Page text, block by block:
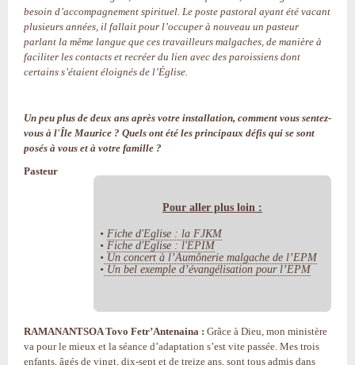
besoin d’accompagnement spirituel. Le poste pastoral ayant été vacant
plusieurs années, il fallait pour l’occuper à nouveau un pasteur
parlant la même langue que ces travailleurs malgaches, de manière à
faciliter les contacts et recréer du lien avec des paroissiens dont
certains s’étaient éloignés de l’Église.
Un peu plus de deux ans après votre installation, comment vous sentez-
vous à l'Île Maurice ? Quels ont été les principaux défis qui se sont
posés à vous et à votre famille ?
Pour aller plus loin :
• Fiche d'Eglise : la FJKM
• Fiche d'Eglise : l'EPIM
• Un concert à l’Aumônerie malgache de l’EPM
• Un bel exemple d’évangélisation pour l’EPM
Pasteur
RAMANANTSOA Tovo Fetr’Antenaina : Grâce à Dieu, mon ministère
va pour le mieux et la séance d’adaptation s’est vite passée. Mes trois
enfants, âgés de vingt, dix-sept et de treize ans, sont tous admis dans